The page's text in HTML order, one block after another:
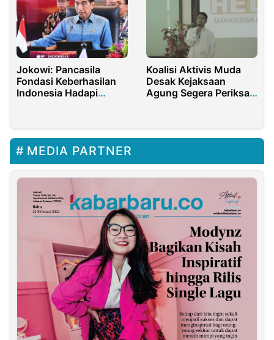
Jokowi: Pancasila
Fondasi Keberhasilan
Indonesia Hadapi
Koalisi Aktivis Muda
Desak Kejaksaan
Agung Segera Periksa
MEDIA PARTNER